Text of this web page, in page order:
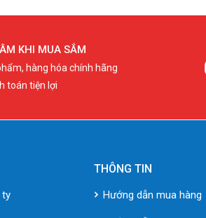
KHI MUA SẮM
hàng hóa chính hãng
toán tiện lợi
ty
THÔNG TIN
Hướng dẫn mua hàng